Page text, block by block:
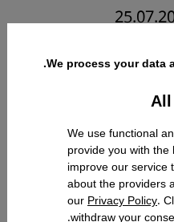
We process your data
We use functional
provide you with
improve our
about the providers
ourPrivacy Policy.